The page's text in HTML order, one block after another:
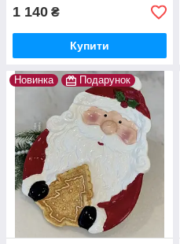
1 140 ₴
Купити
Новинка Подарунок